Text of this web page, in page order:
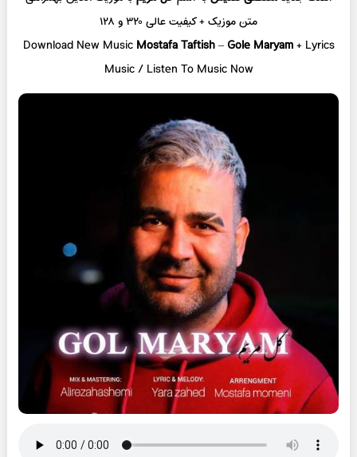
متن موزیک + کیفیت عالی ۳۲۰ و ۱۲۸
Download New Music Mostafa Taftish–Gole Maryam+ Lyrics
Music / Listen To Music Now